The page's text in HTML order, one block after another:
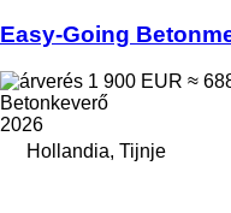
Easy-Going
1 900 EUR ≈
Betonkeverő
2026
Hollandia, Tijnje